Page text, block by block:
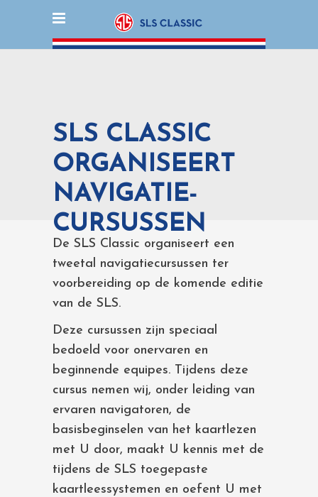
SLS CLASSIC
ORGANISEERT
NAVIGATIE-
CURSUSSEN
De SLS Classic organiseert een
tweetal navigatiecursussen ter
voorbereiding op de komende editie
van de SLS.
Deze cursussen zijn speciaal
bedoeld voor onervaren en
beginnende equipes. Tijdens deze
cursus nemen wij, onder leiding van
ervaren navigatoren, de
basisbeginselen van het kaartlezen
met U door, maakt U kennis met de
tijdens de SLS toegepaste
kaartleessystemen en oefent U met